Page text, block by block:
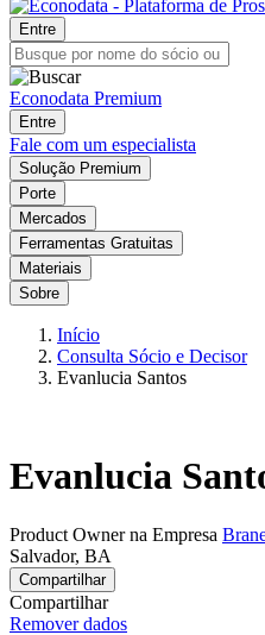
Entre
Econodata Premium
Entre
Fale com um especialista
Solução Premium
Porte
Mercados
Ferramentas Gratuitas
Materiais
Sobre
Início
Consulta Sócio e Decisor
Evanlucia Santos
Evanlucia
Product Owner na Empresa
Salvador, BA
Compartilhar
Compartilhar
Remover dados